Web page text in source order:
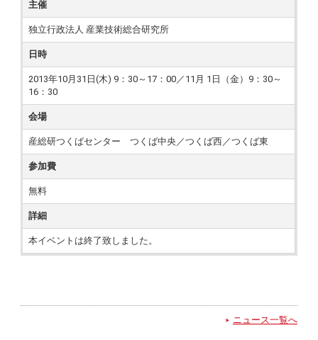
主催
独立行政法人 産業技術総合研究所
日時
2013年10月31日(木) 9：30～17：00／11月 1日（金）9：30～
16：30
会場
産総研つくばセンター つくば中央／つくば西／つくば東
参加費
無料
詳細
本イベントは終了致しました。
ニュース一覧へ